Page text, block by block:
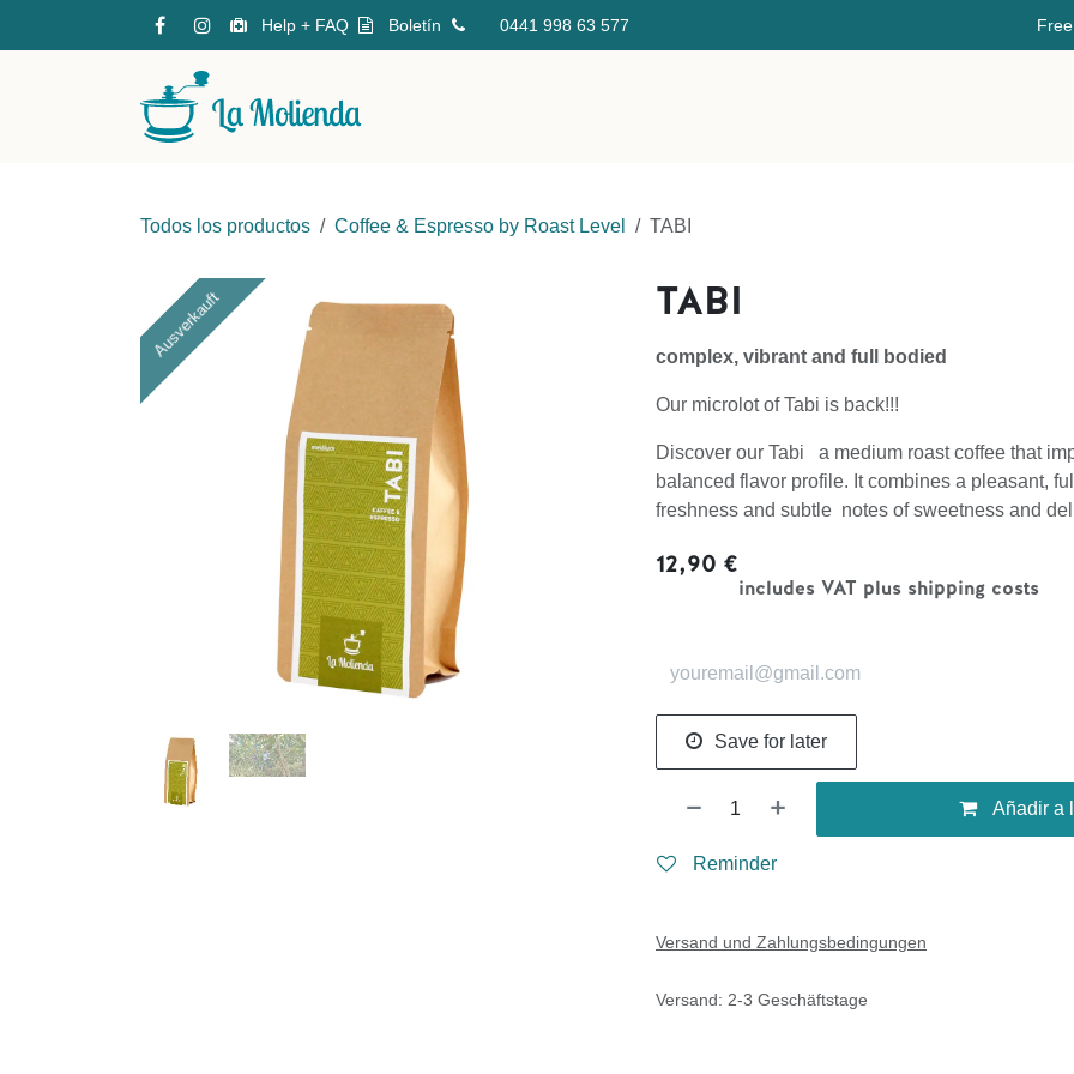
Help + FAQ Boletín 0441 998 ​63 577 Free delivery
Todos los productos Coffee & Espresso by Roast Level TABI
Ausverkauft
Ausverkauft TABI
complex, vibrant and full bodied
Our microlot of Tabi is back!!!
Discover our Tabi a medium roast coffee that
balanced flavor profile. It combines a pleasant,
freshness and subtle notes of sweetness and
12,90 €
includes VAT plus shipping costs
Save for later
Añadir a
Reminder
Versand und Zahlungsbedingungen
Versand: 2-3 Geschäftstage